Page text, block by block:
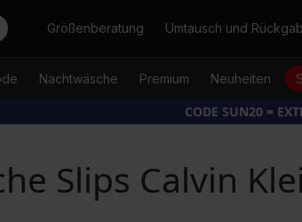
SucheGrößenberatung Umtausch und
Nachtwäsche Premium Neuheiten
CODE SUN20 =
Slips Calvin